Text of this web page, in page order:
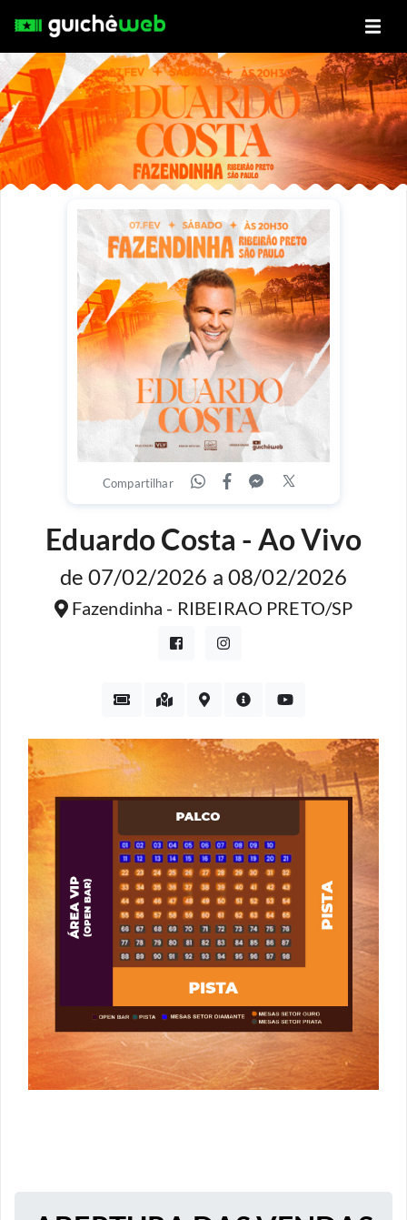
Compartilhar
Eduardo Costa - Ao Vivo
de 07/02/2026 a 08/02/2026
Fazendinha - RIBEIRAO PRETO/SP